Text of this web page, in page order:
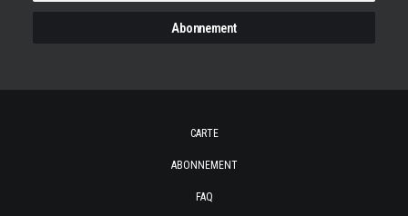
CARTE
ABONNEMENT
FAQ